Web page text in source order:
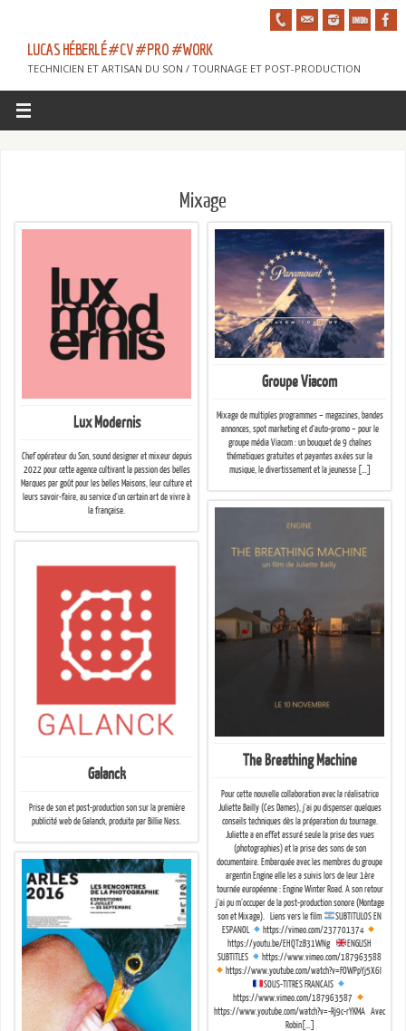
LUCAS HÉBERLÉ #CV #PRO #WORK
TECHNICIEN ET ARTISAN DU SON / TOURNAGE ET POST-PRODUCTION
Mixage
Lux Modernis
Chef opérateur du Son, sound designer et mixeur depuis
2022 pour cette agence cultivant la passion des belles
Marques par goût pour les belles Maisons, leur culture et
leurs savoir-faire, au service d’un certain art de vivre à
la française.
Groupe Viacom
Mixage de multiples programmes – magazines, bandes
annonces, spot marketing et d’auto-promo – pour le
groupe média Viacom : un bouquet de 9 chaînes
thématiques gratuites et payantes axées sur la
musique, le divertissement et la jeunesse […]
The Breathing Machine
Pour cette nouvelle collaboration avec la réalisatrice
Juliette Bailly (Ces Dames), j’ai pu dispenser quelques
conseils techniques dès la préparation du tournage.
Juliette a en effet assuré seule la prise des vues
(photographies) et la prise des sons de son
documentaire. Embarquée avec les membres du groupe
argentin Engine elle les a suivis lors de leur 1ère
tournée européenne : Engine Winter Road. A son retour
j’ai pu m’occuper de la post-production sonore (Montage
son et Mixage). Liens vers le film
SUBTITULOS EN
ESPANOL
https://vimeo.com/237701374
https://youtu.be/EHQTzB31WNg
ENGLISH
SUBTITLES
https://www.vimeo.com/187963588
https://www.youtube.com/watch?v=FOWPpYj5X6I
SOUS-TITRES FRANCAIS
https://www.vimeo.com/187963587
https://www.youtube.com/watch?v=-Rj9c-rYKMA Avec
Robin[…]
Galanck
Prise de son et post-production son sur la première
publicité web de Galanck, produite par Billie Ness.